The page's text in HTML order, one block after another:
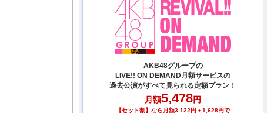
AKB48グループの
LIVE!! ON DEMAND月額サービスの
過去公演がすべて見られる定額プラン！
月額5,478円
【セット割】なら月額3,122円＋1,628円で